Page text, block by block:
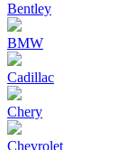
Bentley
BMW
Cadillac
Chery
Chevrolet